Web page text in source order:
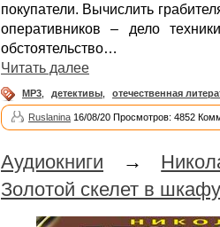
покупатели. Вычислить
оперативников – дело
обстоятельство…
Читать далее
MP3 детективы отечественная
Ruslanina 16/08/20 Просмотров: 4852
Аудиокниги →
Золотой скелет в шкафу